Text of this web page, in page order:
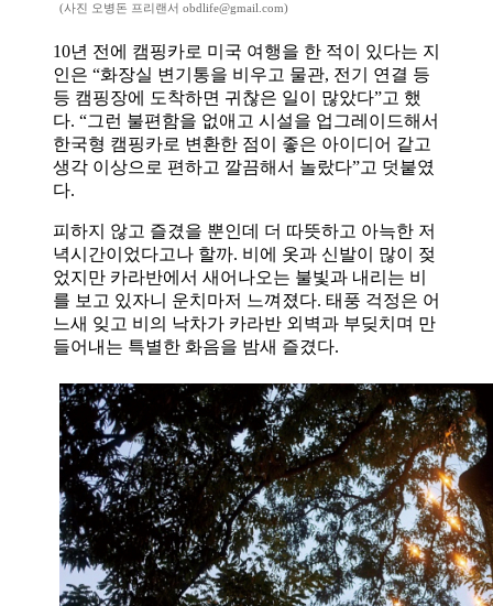
(사진 오병돈 프리랜서 obdlife@gmail.com)
10년 전에 캠핑카로 미국 여행을 한 적이 있다는 지
인은 “화장실 변기통을 비우고 물관, 전기 연결 등
등 캠핑장에 도착하면 귀찮은 일이 많았다”고 했
다. “그런 불편함을 없애고 시설을 업그레이드해서
한국형 캠핑카로 변환한 점이 좋은 아이디어 같고
생각 이상으로 편하고 깔끔해서 놀랐다”고 덧붙였
다.
피하지 않고 즐겼을 뿐인데 더 따뜻하고 아늑한 저
녁시간이었다고나 할까. 비에 옷과 신발이 많이 젖
었지만 카라반에서 새어나오는 불빛과 내리는 비
를 보고 있자니 운치마저 느껴졌다. 태풍 걱정은 어
느새 잊고 비의 낙차가 카라반 외벽과 부딪치며 만
들어내는 특별한 화음을 밤새 즐겼다.